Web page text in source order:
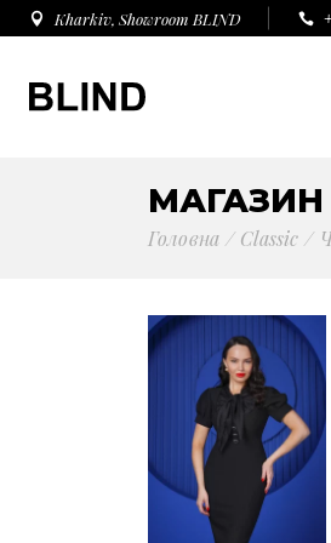
Kharkiv, Showroom BLIND
МАГАЗИН
Головна Сlassic